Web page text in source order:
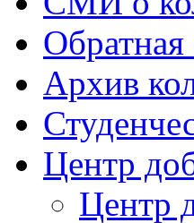
Обратная
Архив
Центр
Центр